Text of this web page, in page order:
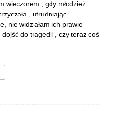
wieczorem , gdy młodzież
, utrudniając
nie widziałam ich prawie
dojść do tragedii , czy teraz coś